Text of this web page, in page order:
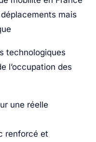
mais
technologiques
l’occupation des
une réelle
renforcé et